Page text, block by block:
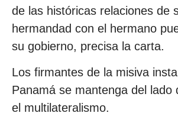
de las históricas relaciones de
hermandad con el hermano
su gobierno, precisa la carta.
Los firmantes de la misiva
Panamá se mantenga del lado
el multilateralismo.